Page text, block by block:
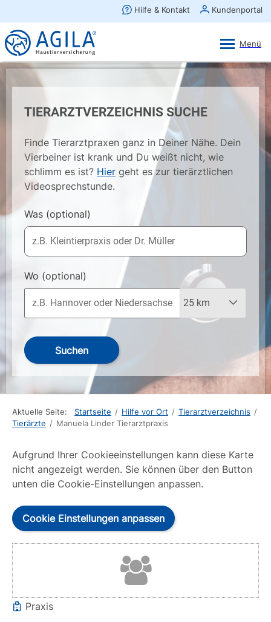
TIERARZTVERZEICHNIS SUCHE
Finde Tierarztpraxen ganz in Deiner Nähe. Dein
Vierbeiner ist krank und Du weißt nicht, wie
schlimm es ist? Hier geht es zur tierärztlichen
Videosprechstunde.
Was (optional)
Wo (optional)
Suchen
Aktuelle Seite: Startseite / Hilfe vor Ort / Tierarztverzeichnis /
Tierärzte / Manuela Linder Tierarztpraxis
Aufgrund Ihrer Cookieeinstellungen kann diese Karte
nicht angezeigt werden. Sie können über den Button
unten die Cookie-Einstellungen anpassen.
Cookie Einstellungen anpassen
Praxis
×
AGILA Kunden-App
Gratis - Im Play Store laden
Ansehen